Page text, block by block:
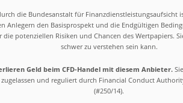
die Bundesanstalt für
den Basisprospekt und die Endgültigen
potenziellen Risiken und Chancen des Wertpapiers.
schwer zu verstehen sein kann.
Geld beim CFD-Handel mit diesem Anbieter.
und reguliert durch Financial Conduct
(#250/14).